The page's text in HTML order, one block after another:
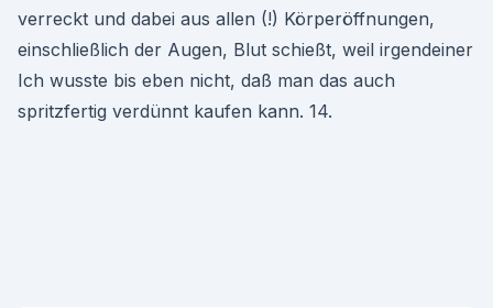
verreckt und dabei aus allen (!) Körperöffnungen,
einschließlich der Augen, Blut schießt, weil irgendeiner
Ich wusste bis eben nicht, daß man das auch
spritzfertig verdünnt kaufen kann. 14.